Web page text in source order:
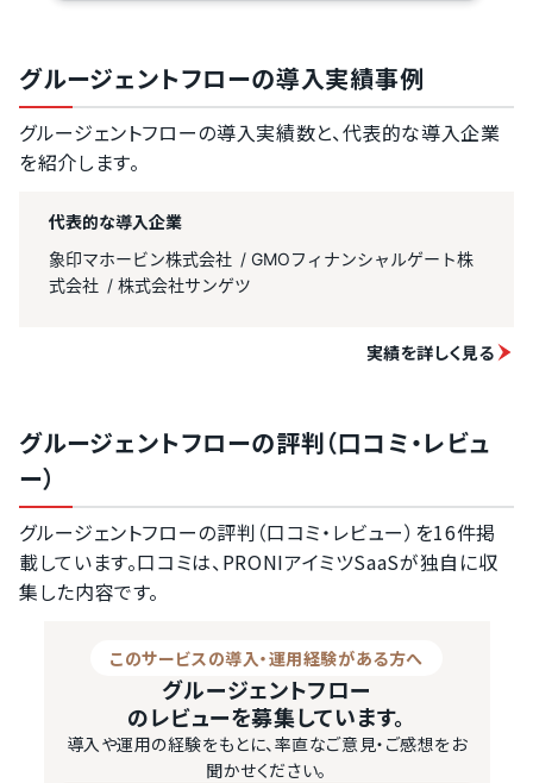
グルージェントフローの導入実績事例
グルージェントフローの導入実績数と、代表的な導入企業
を紹介します。
代表的な導入企業
象印マホービン株式会社
GMOフィナンシャルゲート株
式会社
株式会社サンゲツ
実績を詳しく見る
グルージェントフローの評判（口コミ・レビュ
ー）
グルージェントフローの評判（口コミ・レビュー）を16件掲
載しています。口コミは、PRONIアイミツSaaSが独自に収
集した内容です。
このサービスの導入・運用経験がある方へ
グルージェントフロー
のレビューを募集しています。
導入や運用の経験をもとに、率直なご意見・ご感想をお
聞かせください。